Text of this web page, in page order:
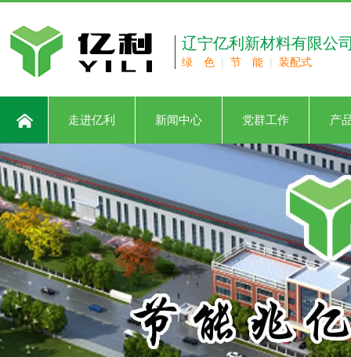
辽宁亿利新材料有限公
绿 色 | 节 能 | 装配式
走进亿利 新闻中心 党群工作 产